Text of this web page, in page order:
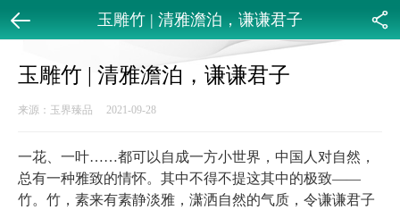
玉雕竹 | 清雅澹泊，谦谦君子
玉雕竹 | 清雅澹泊，谦谦君子
来源：玉界臻品 2021-09-28
一花、一叶……都可以自成一方小世界，中国人对自然，
总有一种雅致的情怀。其中不得不提这其中的极致——
竹。竹，素来有素静淡雅，潇洒自然的气质，令谦谦君子